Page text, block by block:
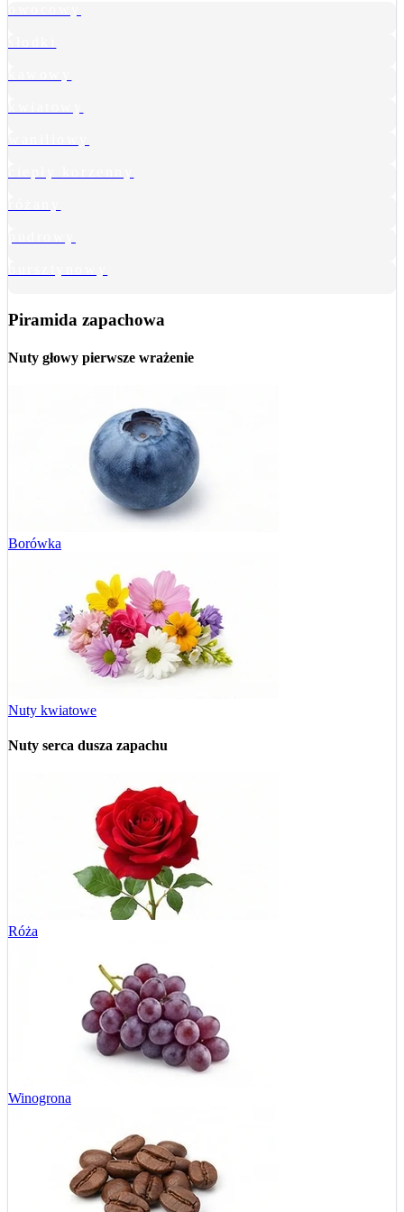
Piramida zapachowa
Nuty głowy pierwsze wrażenie
Borówka
Nuty kwiatowe
Nuty serca dusza zapachu
Róża
Winogrona